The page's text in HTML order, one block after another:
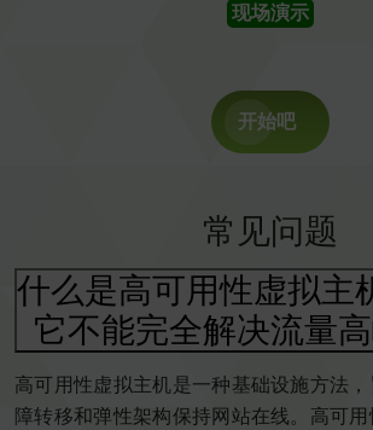
现场演示
开始吧
常见问题
什么是高可用性虚拟主
它不能完全解决流量
高可用性虚拟主机是一种基础设施方法
障转移和弹性架构保持网站在线。高可